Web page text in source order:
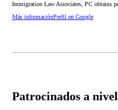
Immigration Law Associates, PC obtains
Más informaciónPerfil en Google
Patrocinados a